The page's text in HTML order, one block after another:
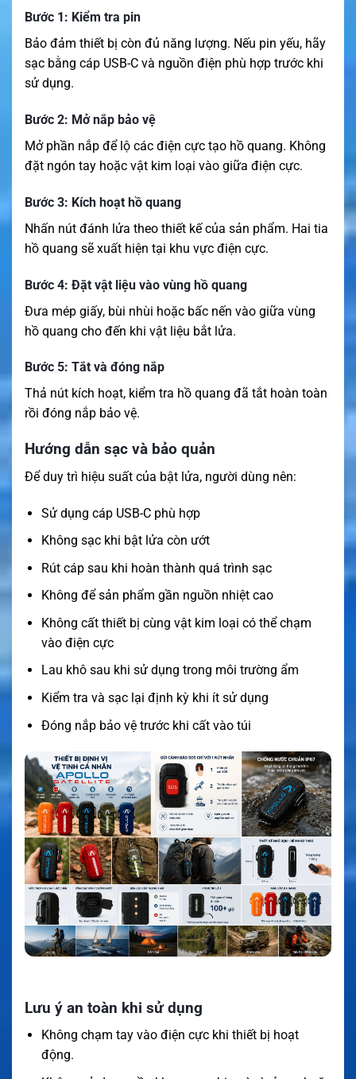
Bước 1: Kiểm tra pin
Bảo đảm thiết bị còn đủ năng lượng. Nếu pin yếu, hãy
sạc bằng cáp USB-C và nguồn điện phù hợp trước khi
sử dụng.
Bước 2: Mở nắp bảo vệ
Mở phần nắp để lộ các điện cực tạo hồ quang. Không
đặt ngón tay hoặc vật kim loại vào giữa điện cực.
Bước 3: Kích hoạt hồ quang
Nhấn nút đánh lửa theo thiết kế của sản phẩm. Hai tia
hồ quang sẽ xuất hiện tại khu vực điện cực.
Bước 4: Đặt vật liệu vào vùng hồ quang
Đưa mép giấy, bùi nhùi hoặc bấc nến vào giữa vùng
hồ quang cho đến khi vật liệu bắt lửa.
Bước 5: Tắt và đóng nắp
Thả nút kích hoạt, kiểm tra hồ quang đã tắt hoàn toàn
rồi đóng nắp bảo vệ.
Hướng dẫn sạc và bảo quản
Để duy trì hiệu suất của bật lửa, người dùng nên:
Sử dụng cáp USB-C phù hợp
Không sạc khi bật lửa còn ướt
Rút cáp sau khi hoàn thành quá trình sạc
Không để sản phẩm gần nguồn nhiệt cao
Không cất thiết bị cùng vật kim loại có thể chạm
vào điện cực
Lau khô sau khi sử dụng trong môi trường ẩm
Kiểm tra và sạc lại định kỳ khi ít sử dụng
Đóng nắp bảo vệ trước khi cất vào túi
Lưu ý an toàn khi sử dụng
Không chạm tay vào điện cực khi thiết bị hoạt
động.